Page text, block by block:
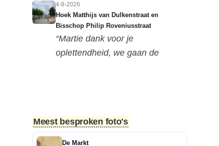
4-8-2026
Hoek Matthijs van Dulkenstraat en
Bisschop Philip Roveniusstraat
“Martie dank voor je
oplettendheid, we gaan de
“Beste redactie, dit klopt niet. Dit
deel van de landbouwscho...”
Meest besproken foto's
De Markt